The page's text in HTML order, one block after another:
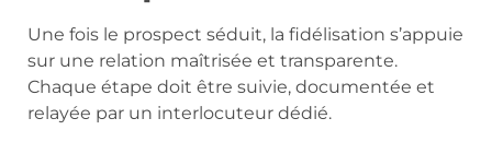
Une fois le prospect séduit, la fidélisation s’appuie
sur une relation maîtrisée et transparente.
Chaque étape doit être suivie, documentée et
relayée par un interlocuteur dédié.